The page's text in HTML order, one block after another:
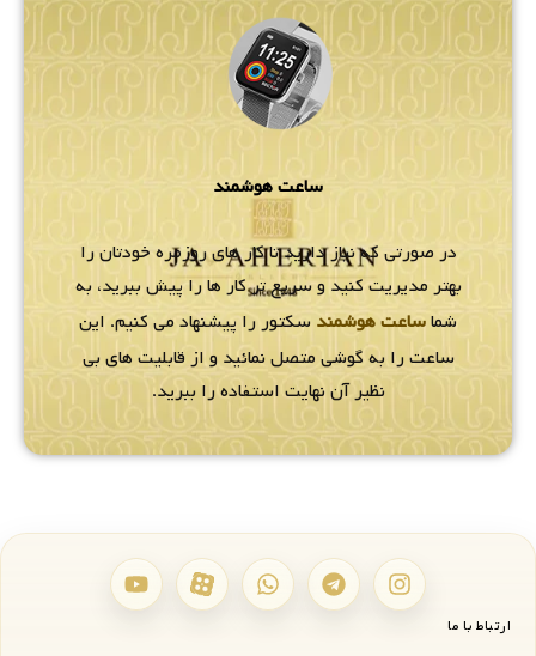
ساعت هوشمند
در صورتی که نیاز دارید تا کار های روزمره خودتان را
بهتر مدیریت کنید و سریع تر کار ها را پیش ببرید، به
شماساعت هوشمند سکتور را پیشنهاد می کنیم. این
ساعت را به گوشی متصل نمائید و از قابلیت های بی
نظیر آن نهایت استفاده را ببرید.
ارتباط با ما